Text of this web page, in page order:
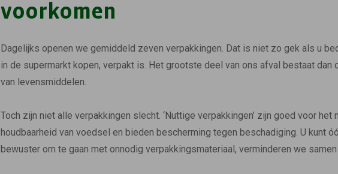
voorkomen
Dagelijks openen we gemiddeld zeven verpakkingen. Dat is niet zo gek als u
in de supermarkt kopen, verpakt is. Het grootste deel van ons afval bestaat dan
van levensmiddelen.
Toch zijn niet alle verpakkingen slecht. ‘Nuttige verpakkingen’ zijn goed voor het
houdbaarheid van voedsel en bieden bescherming tegen beschadiging. U kunt
bewuster om te gaan met onnodig verpakkingsmateriaal, verminderen we